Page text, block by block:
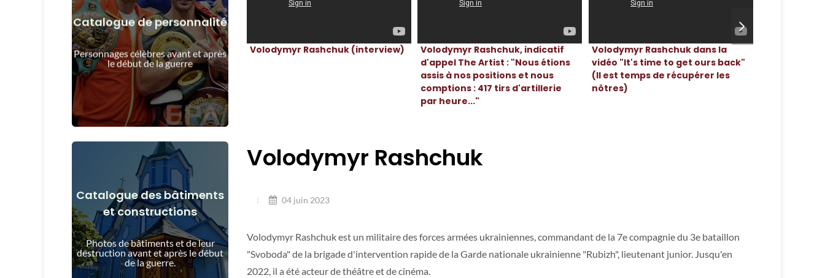
Catalogue de personnalité
Personnages célèbres avant et après
le début de la guerre
Les gens avant et après le début de la
guerre
Voir les détails
Catalogue des bâtiments
et constructions
Photos de bâtiments et de leur
destruction avant et après le début
de la guerre.
Bâtiments, structures, objets avant
et après le début de la guerre
Voir les détails
Volodymyr Rashchuk (interview)
Volodymyr Rashchuk, indicatif
d'appel The Artist : "Nous étions
assis à nos positions et nous
comptions : 417 tirs d'artillerie
par heure..."
Volodymyr Rashchuk dans la
vidéo "It's time to get ours back"
(Il est temps de récupérer les
nôtres)
Volodymyr Rashchuk
04 juin 2023
Volodymyr Rashchuk est un militaire des forces armées ukrainiennes, commandant de la 7e compagnie du 3e bataillon
"Svoboda" de la brigade d'intervention rapide de la Garde nationale ukrainienne "Rubizh", lieutenant junior. Jusqu'en
2022, il a été acteur de théâtre et de cinéma.